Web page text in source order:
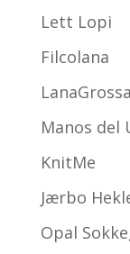
Lett Lopi
Filcolana
LanaGrossa
Manos del
KnitMe
Jærbo
Opal